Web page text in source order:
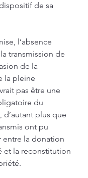
de sa
l’absence
transmission de
de la
la pleine
pas être une
du
plus que
ont pu
entre la donation
et la reconstitution